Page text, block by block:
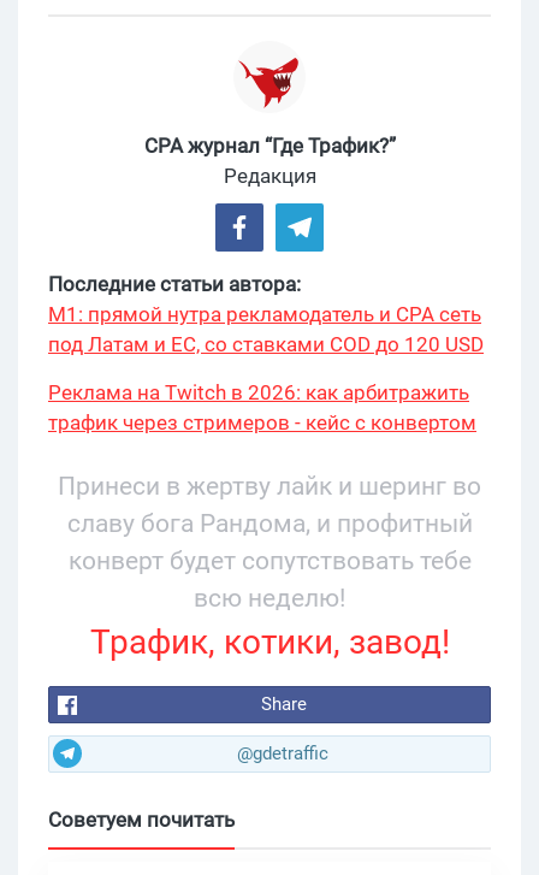
CPA журнал “Где Трафик?”
Редакция
Последние статьи автора:
М1: прямой нутра рекламодатель и CPA сеть
под Латам и ЕС, со ставками COD до 120 USD
Реклама на Twitch в 2026: как арбитражить
трафик через стримеров - кейс с конвертом
Принеси в жертву лайк и шеринг во
славу бога Рандома, и профитный
конверт будет сопутствовать тебе
всю неделю!
Трафик, котики, завод!
Share
@gdetraffic
Советуем почитать